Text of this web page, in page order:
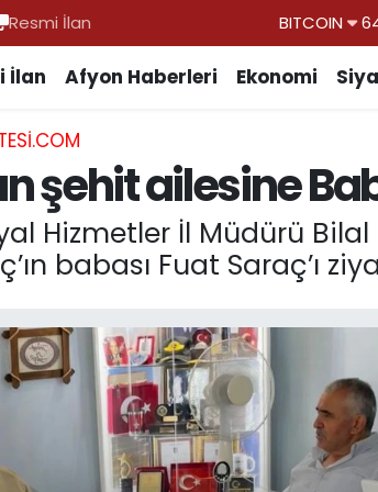
Resmi İlan
BITCOIN
İlan Afyon Haberleri Ekonomi
şehit ailesine
Hizmetler İl Müdürü
babası Fuat Saraç’ı